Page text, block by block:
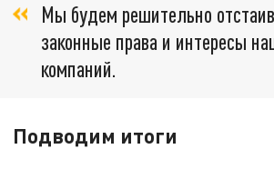
Мы будем решительно
законные права и интересы
компаний.
Подводим итоги